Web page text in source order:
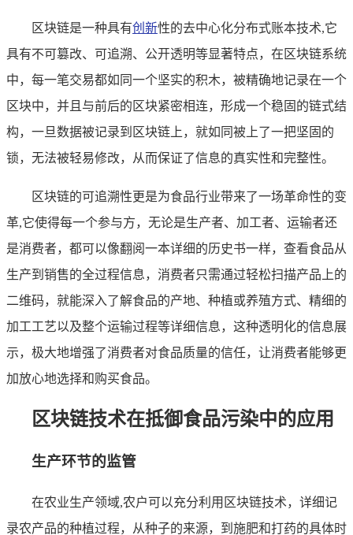
区块链是一种具有创新性的去中心化分布式账本技术,它
具有不可篡改、可追溯、公开透明等显著特点，在区块链系统
中，每一笔交易都如同一个坚实的积木，被精确地记录在一个
区块中，并且与前后的区块紧密相连，形成一个稳固的链式结
构，一旦数据被记录到区块链上，就如同被上了一把坚固的
锁，无法被轻易修改，从而保证了信息的真实性和完整性。
区块链的可追溯性更是为食品行业带来了一场革命性的变
革,它使得每一个参与方，无论是生产者、加工者、运输者还
是消费者，都可以像翻阅一本详细的历史书一样，查看食品从
生产到销售的全过程信息，消费者只需通过轻松扫描产品上的
二维码，就能深入了解食品的产地、种植或养殖方式、精细的
加工工艺以及整个运输过程等详细信息，这种透明化的信息展
示，极大地增强了消费者对食品质量的信任，让消费者能够更
加放心地选择和购买食品。
区块链技术在抵御食品污染中的应用
生产环节的监管
在农业生产领域,农户可以充分利用区块链技术，详细记
录农产品的种植过程，从种子的来源，到施肥和打药的具体时